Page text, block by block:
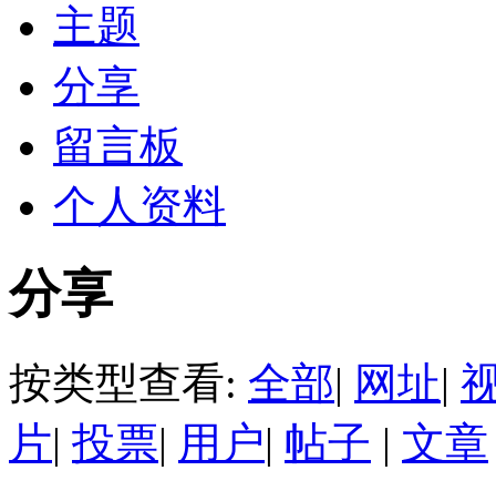
主题
分享
留言板
个人资料
分享
按类型查看: 全部| 网址|
片| 投票| 用户| 帖子 | 文章